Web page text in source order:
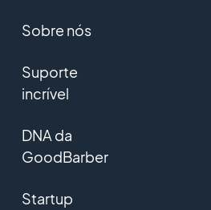
Sobre nós
Suporte
incrível
DNA da
GoodBarber
Startup